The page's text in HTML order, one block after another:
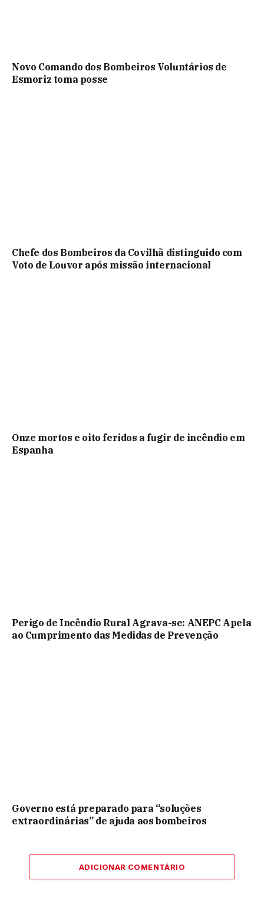
Novo Comando dos Bombeiros Voluntários de
Esmoriz toma posse
Chefe dos Bombeiros da Covilhã distinguido com
Voto de Louvor após missão internacional
Onze mortos e oito feridos a fugir de incêndio em
Espanha
Perigo de Incêndio Rural Agrava-se: ANEPC Apela
ao Cumprimento das Medidas de Prevenção
Governo está preparado para “soluções
extraordinárias” de ajuda aos bombeiros
ADICIONAR COMENTÁRIO